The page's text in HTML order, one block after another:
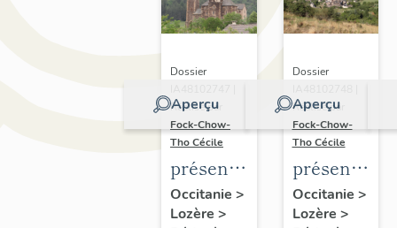
Aperçu
Dossier
Réalisé par
Fock-Chow-
Tho Cécile
présentation
de
l'ancienne
Occitanie >
Lozère >
Aperçu
Dossier
Réalisé par
Fock-Chow-
Tho Cécile
de
l'ancienne
Occitanie >
Lozère >